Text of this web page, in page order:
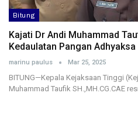
Bitung
Kajati Dr Andi Muhammad
Kedaulatan Pangan
marinu paulus Mar 25, 2025
BITUNG—Kepala Kejaksaan Tinggi
Muhammad Taufik SH.,MH.CG.CAE